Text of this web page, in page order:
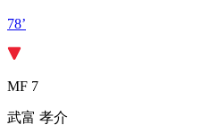
78’
MF 7
武富 孝介